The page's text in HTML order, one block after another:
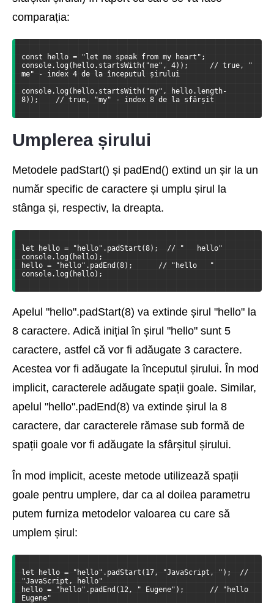
comparația:
const hello = "let me speak from my heart";
console.log(hello.startsWith("me", 4));     // true, "
me" - index 4 de la începutul șirului
console.log(hello.startsWith("my", hello.length-
8));    // true, "my" - index 8 de la sfârșit
Umplerea șirului
Metodele padStart() și padEnd() extind un șir la un
număr specific de caractere și umplu șirul la
stânga și, respectiv, la dreapta.
let hello = "hello".padStart(8);  // "   hello"
console.log(hello);
hello = "hello".padEnd(8);      // "hello   "
console.log(hello);
Apelul "hello".padStart(8) va extinde șirul "hello" la
8 caractere. Adică inițial în șirul "hello" sunt 5
caractere, astfel că vor fi adăugate 3 caractere.
Acestea vor fi adăugate la începutul șirului. În mod
implicit, caracterele adăugate spații goale. Similar,
apelul "hello".padEnd(8) va extinde șirul la 8
caractere, dar caracterele rămase sub formă de
spații goale vor fi adăugate la sfârșitul șirului.
În mod implicit, aceste metode utilizează spații
goale pentru umplere, dar ca al doilea parametru
putem furniza metodelor valoarea cu care să
umplem șirul:
let hello = "hello".padStart(17, "JavaScript, ");  //
"JavaScript, hello"
hello = "hello".padEnd(12, " Eugene");      // "hello
Eugene"